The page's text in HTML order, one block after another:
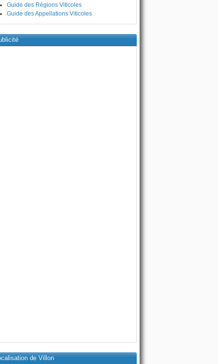
Guide des Régions Viticoles
Guide des Appellations Viticoles
de Villon